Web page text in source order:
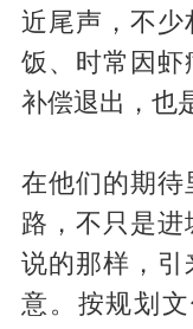
近尾声，不少
饭、时常因虾
补偿退出，也
在他们的期待
路，不只是进
说的那样，引
意。按规划